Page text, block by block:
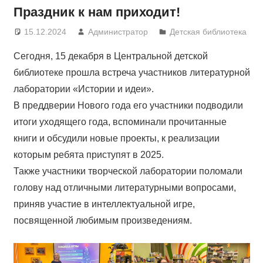
Праздник к нам приходит!
15.12.2024 Администратор Детская библиотека
Сегодня, 15 декабря в Центральной детской
библиотеке прошла встреча участников литературной
лаборатории «Истории и идеи».
В преддверии Нового года его участники подводили
итоги уходящего года, вспоминали прочитанные
книги и обсудили новые проекты, к реализации
которым ребята приступят в 2025.
Также участники творческой лаборатории поломали
голову над отличными литературными вопросами,
приняв участие в интеллектуальной игре,
посвященной любимым произведениям.